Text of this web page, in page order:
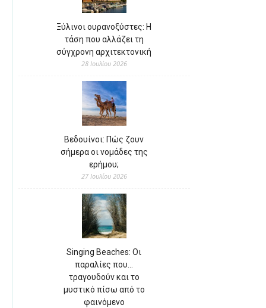
Ξύλινοι ουρανοξύστες: Η
τάση που αλλάζει τη
σύγχρονη αρχιτεκτονική
28 Ιουλίου 2026
Βεδουίνοι: Πώς ζουν
σήμερα οι νομάδες της
ερήμου;
27 Ιουλίου 2026
Singing Beaches: Οι
παραλίες που…
τραγουδούν και το
μυστικό πίσω από το
φαινόμενο